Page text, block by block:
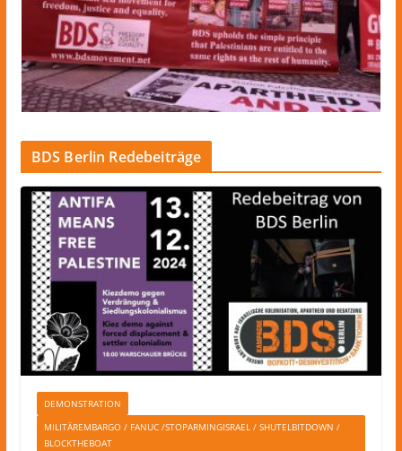
BDS Berlin Redebeiträge
DEMONSTRATION
MILITÄREMBARGO / FANUC /STOPARMINGISRAEL / SHUTELBITDOWN /
BLOCKTHEBOAT